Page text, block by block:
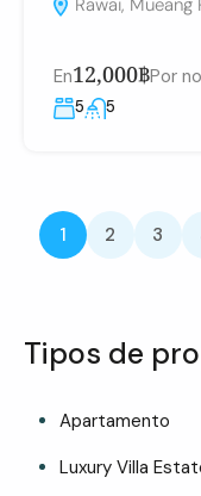
Rawai,
En12,000฿Por
5 5
1 2 3
Tipos de
Apartamento
Luxury Villa